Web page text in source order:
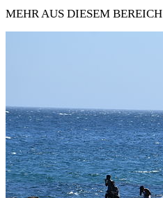
MEHR AUS DIESEM BEREICH